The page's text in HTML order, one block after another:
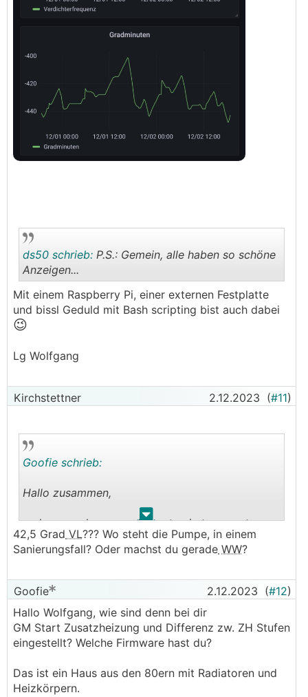
..
ds50 schrieb: P.S.: Gemein, alle haben so schöne
Anzeigen...
Mit einem Raspberry Pi, einer externen Festplatte
und bissl Geduld mit Bash scripting bist auch dabei
😉
Lg Wolfgang
Kirchstettner 2.12.2023 (#11)
. .
Goofie schrieb:
Hallo zusammen,
so langsam kommen die ersten imteressanten
Tage für S1155. Aktuell -3GradATohne Sonne
mit 42,5Grad Vorlauf. Sole aktuel bei 7,8Grad,
TAge ausieht.
Wobei das Regelverhalten bei der kaltenATm.M.
nun noch merkwürdiger ist. Schaut euch mal die
Peaks an, die dieWPregelt. Regelt sie bei euch
ähnlich?
2023 drauf (2.17.5). Kann es ielleicht daran
liegen? Würde das gerne jetzt im tiefsten Winter
42,5 Grad VL??? Wo steht die Pumpe, in einem
Sanierungsfall? Oder machst du gerade WW?
Goofie 2.12.2023 (#12)
Hallo Wolfgang, wie sind denn bei dir
GM Start Zusatzheizung und Differenz zw. ZH Stufen
eingestellt? Welche Firmware hast du?
Das ist ein Haus aus den 80ern mit Radiatoren und
Heizkörpern.